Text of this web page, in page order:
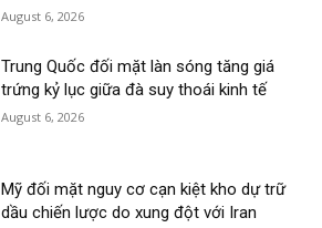
August 6, 2026
Trung Quốc đối mặt làn sóng tăng giá
trứng kỷ lục giữa đà suy thoái kinh tế
August 6, 2026
Mỹ đối mặt nguy cơ cạn kiệt kho dự trữ
dầu chiến lược do xung đột với Iran